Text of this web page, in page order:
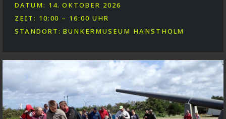
DATUM: 14. OKTOBER 2026
ZEIT: 10:00 – 16:00 UHR
STANDORT: BUNKERMUSEUM HANSTHOLM